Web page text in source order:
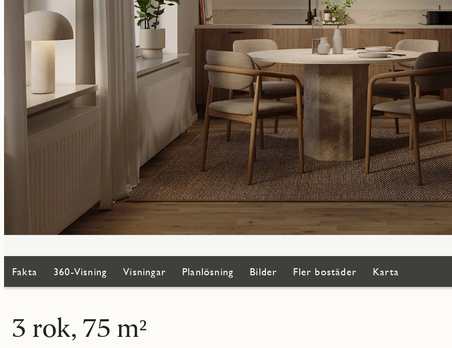
Fakta 360-Visning Visningar Planlösning Bilder Fler bostäder Karta
3 rok, 75 m²